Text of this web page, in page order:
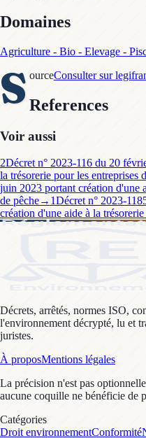
Domaines
Agriculture - Bio - Elevage -
S ourceConsulter sur
References
Voir aussi
2Décret n° 2023-116 du 20
la trésorerie pour les entreprises
juin 2023 portant création d'une
de pêche→ 1Décret n° 2023-
création d'une aide à la
Décrets, arrêtés, normes ISO,
l'environnement décrypté, lu et
juristes.
À proposMentions légales
La précision n'est pas
aucune coquille ne bénéficie de
Catégories
Droit environnementConformité